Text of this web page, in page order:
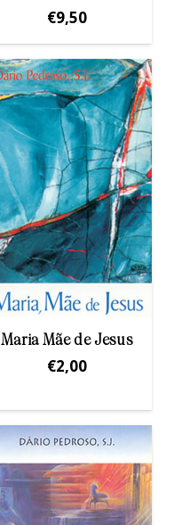
€9,50
Maria Mãe de Jesus
€2,00